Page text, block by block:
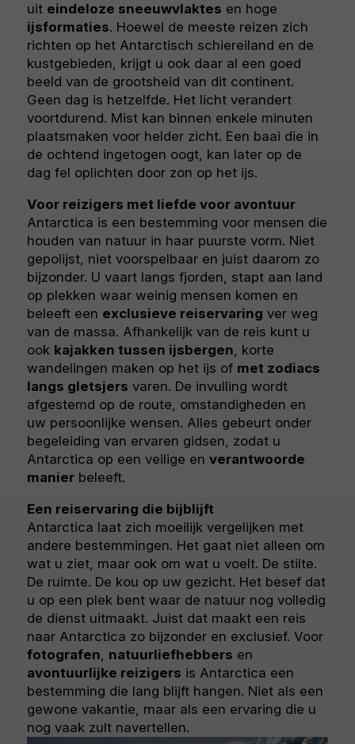
uit eindeloze sneeuwvlaktes en hoge
ijsformaties. Hoewel de meeste reizen zich
richten op het Antarctisch schiereiland en de
kustgebieden, krijgt u ook daar al een goed
beeld van de grootsheid van dit continent.
Geen dag is hetzelfde. Het licht verandert
voortdurend. Mist kan binnen enkele minuten
plaatsmaken voor helder zicht. Een baai die in
de ochtend ingetogen oogt, kan later op de
dag fel oplichten door zon op het ijs.
Voor reizigers met liefde voor avontuur
Antarctica is een bestemming voor mensen die
houden van natuur in haar puurste vorm. Niet
gepolijst, niet voorspelbaar en juist daarom zo
bijzonder. U vaart langs fjorden, stapt aan land
op plekken waar weinig mensen komen en
beleeft een exclusieve reiservaring ver weg
van de massa. Afhankelijk van de reis kunt u
ook kajakken tussen ijsbergen, korte
wandelingen maken op het ijs of met zodiacs
langs gletsjers varen. De invulling wordt
afgestemd op de route, omstandigheden en
uw persoonlijke wensen. Alles gebeurt onder
begeleiding van ervaren gidsen, zodat u
Antarctica op een veilige en verantwoorde
manier beleeft.
Een reiservaring die bijblijft
Antarctica laat zich moeilijk vergelijken met
andere bestemmingen. Het gaat niet alleen om
wat u ziet, maar ook om wat u voelt. De stilte.
De ruimte. De kou op uw gezicht. Het besef dat
u op een plek bent waar de natuur nog volledig
de dienst uitmaakt. Juist dat maakt een reis
naar Antarctica zo bijzonder en exclusief. Voor
fotografen, natuurliefhebbers en
avontuurlijke reizigers is Antarctica een
bestemming die lang blijft hangen. Niet als een
gewone vakantie, maar als een ervaring die u
nog vaak zult navertellen.